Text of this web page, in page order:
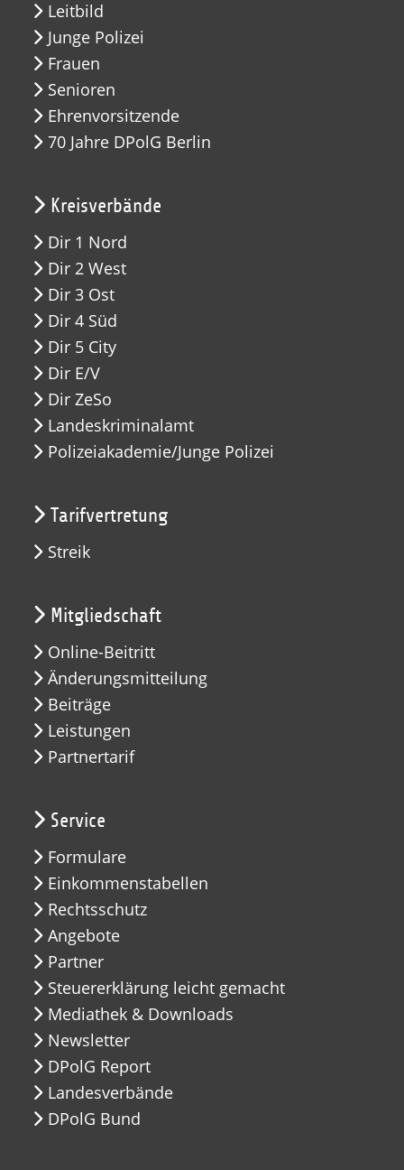
Leitbild
Junge Polizei
Frauen
Senioren
Ehrenvorsitzende
70 Jahre DPolG Berlin
Kreisverbände
Dir 1 Nord
Dir 2 West
Dir 3 Ost
Dir 4 Süd
Dir 5 City
Dir E/V
Dir ZeSo
Landeskriminalamt
Polizeiakademie/Junge Polizei
Tarifvertretung
Streik
Mitgliedschaft
Online-Beitritt
Änderungsmitteilung
Beiträge
Leistungen
Partnertarif
Service
Formulare
Einkommenstabellen
Rechtsschutz
Angebote
Partner
Steuererklärung leicht gemacht
Mediathek & Downloads
Newsletter
DPolG Report
Landesverbände
DPolG Bund